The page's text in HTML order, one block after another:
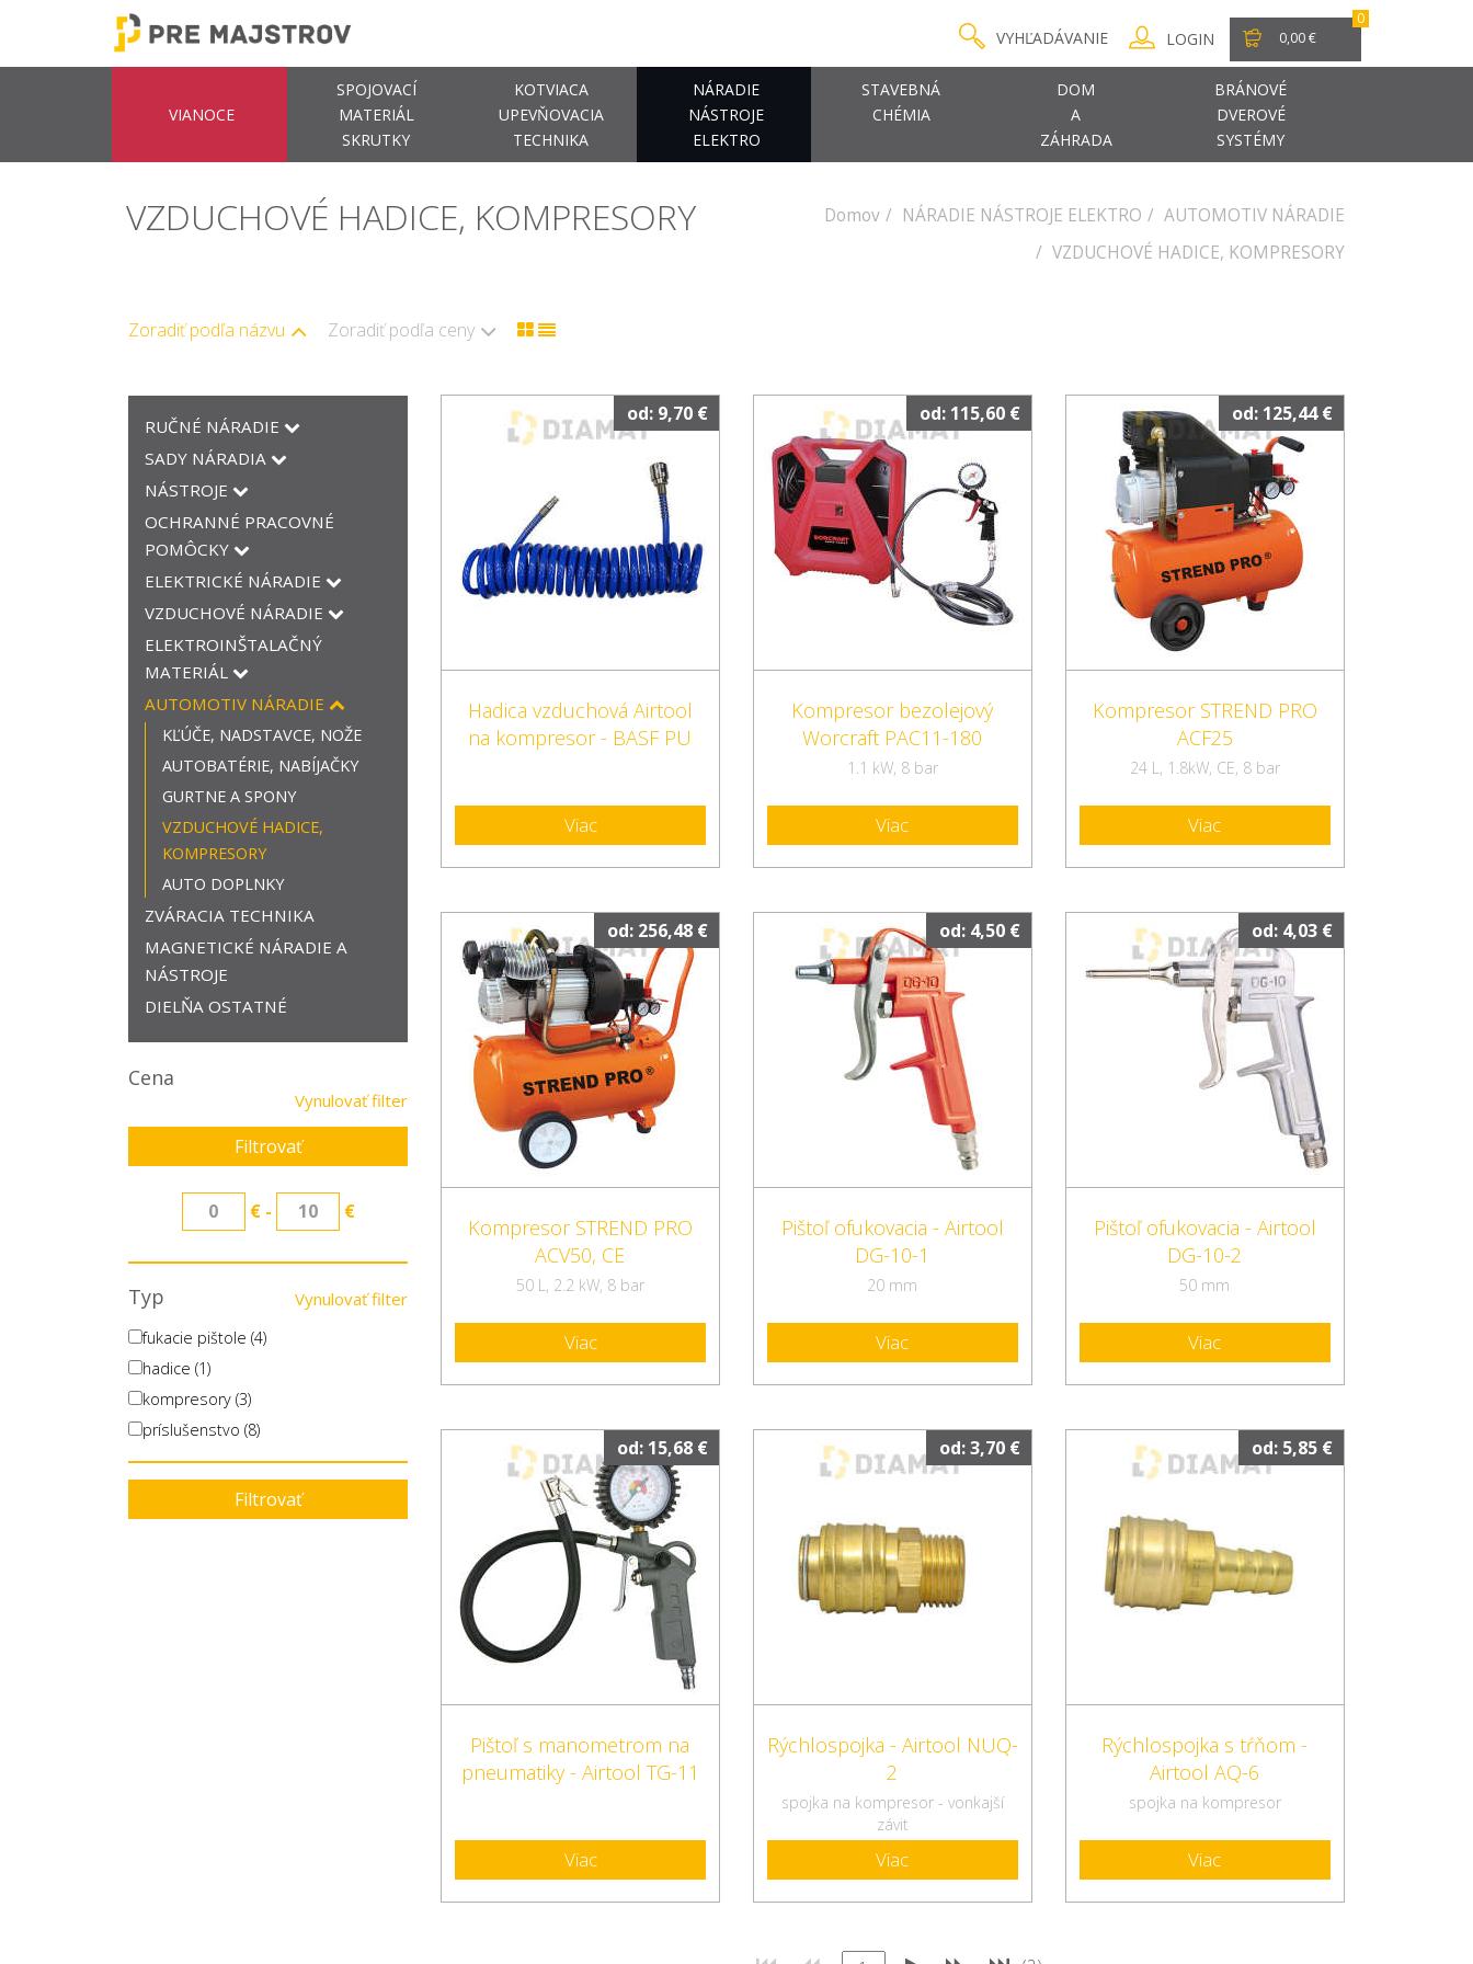
VIANOCE
SPOJOVACÍ
MATERIÁL
SKRUTKY
KOTVIACA
UPEVŇOVACIA
TECHNIKA
NÁRADIE
NÁSTROJE
ELEKTRO
STAVEBNÁ
CHÉMIA
DOM
A
ZÁHRADA
BRÁNOVÉ
DVEROVÉ
SYSTÉMY
VYHĽADÁVANIE LOGIN
0
0,00 €
VZDUCHOVÉ HADICE, KOMPRESORY Domov NÁRADIE NÁSTROJE ELEKTRO
AUTOMOTIV NÁRADIE
VZDUCHOVÉ HADICE, KOMPRESORY
Zoradiť podľa názvu Zoradiť podľa ceny
RUČNÉ NÁRADIE
SADY NÁRADIA
NÁSTROJE
OCHRANNÉ PRACOVNÉ
POMÔCKY
ELEKTRICKÉ NÁRADIE
VZDUCHOVÉ NÁRADIE
ELEKTROINŠTALAČNÝ
MATERIÁL
AUTOMOTIV NÁRADIE
KĽÚČE, NADSTAVCE, NOŽE
AUTOBATÉRIE, NABÍJAČKY
GURTNE A SPONY
VZDUCHOVÉ HADICE,
KOMPRESORY
AUTO DOPLNKY
ZVÁRACIA TECHNIKA
MAGNETICKÉ NÁRADIE A
NÁSTROJE
DIELŇA OSTATNÉ
Cena
Vynulovať filter
Filtrovať
€ - €
Typ Vynulovať filter
fukacie pištole (4)
hadice (1)
kompresory (3)
príslušenstvo (8)
Filtrovať
od: 9,70 €
Hadica vzduchová Airtool
na kompresor - BASF PU
Viac
od: 115,60 €
Kompresor bezolejový
Worcraft PAC11-180
1.1 kW, 8 bar
Viac
od: 125,44 €
Kompresor STREND PRO
ACF25
24 L, 1.8kW, CE, 8 bar
Viac
od: 256,48 €
Kompresor STREND PRO
ACV50, CE
50 L, 2.2 kW, 8 bar
Viac
od: 4,50 €
Pištoľ ofukovacia - Airtool
DG-10-1
20 mm
Viac
od: 4,03 €
Pištoľ ofukovacia - Airtool
DG-10-2
50 mm
Viac
od: 15,68 €
Pištoľ s manometrom na
pneumatiky - Airtool TG-11
Viac
od: 3,70 €
Rýchlospojka - Airtool NUQ-
2
spojka na kompresor - vonkajší
závit
Viac
od: 5,85 €
Rýchlospojka s tŕňom -
Airtool AQ-6
spojka na kompresor
Viac